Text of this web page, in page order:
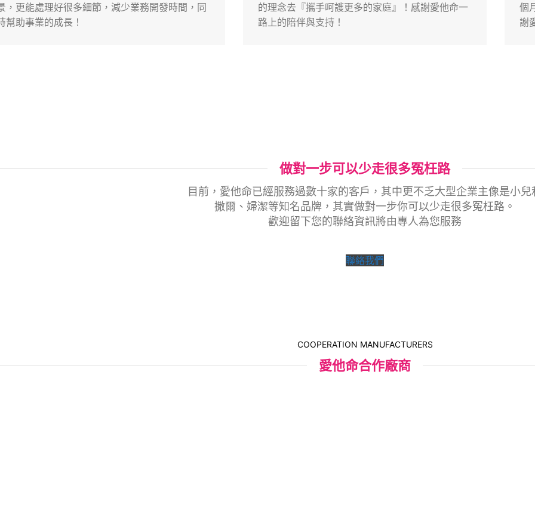
，更能處理好很多細節，減少業務開發時間，同
幫助事業的成長！
的理念去『攜手呵護更多的家庭』！感謝愛他命一
路上的陪伴與支持！
個
謝
做對一步可以少走很多冤枉路
目前，愛他命已經服務過數十家的客戶，其中更不乏大型企業主像是小兒
撒爾、婦潔等知名品牌，其實做對一步你可以少走很多冤枉路。
歡迎留下您的聯絡資訊將由專人為您服務
聯絡我們
COOPERATION MANUFACTURERS
愛他命合作廠商